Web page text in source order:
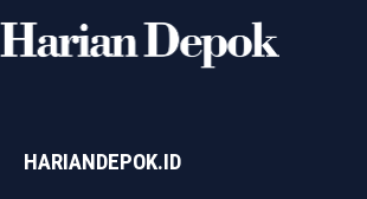
HARIANDEPOK.ID